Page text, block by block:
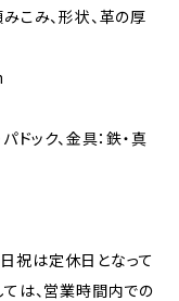
み、形状、革の厚
ドック、金具：鉄・真
祝は定休日となって
ては、営業時間内での